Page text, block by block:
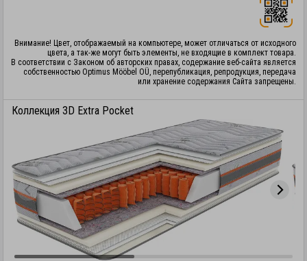
Внимание! Цвет, отображаемый на компьютере, может отличаться от исходного
цвета, а так-же могут быть элементы, не входящие в комплект товара.
В соответствии с Законом об авторских правах, содержание веб-сайта является
собственностью Optimus Mööbel OÜ, перепубликация, репродукция, передача
или хранение содержания Сайта запрещены.
Коллекция 3D Extra Pocket